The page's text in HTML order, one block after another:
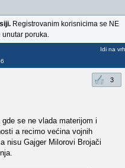
Registrovanim korisnicima se NE
poruka.
Idi na vrh
3
se ne vlada materijom i
a recimo većina vojnih
nisu Gajger Milorovi Brojači